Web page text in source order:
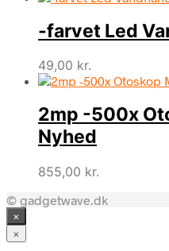
-farvet Led
49,00 kr.
2mp -500x
Nyhed
855,00 kr.
© gadgetwave.dk
×
×